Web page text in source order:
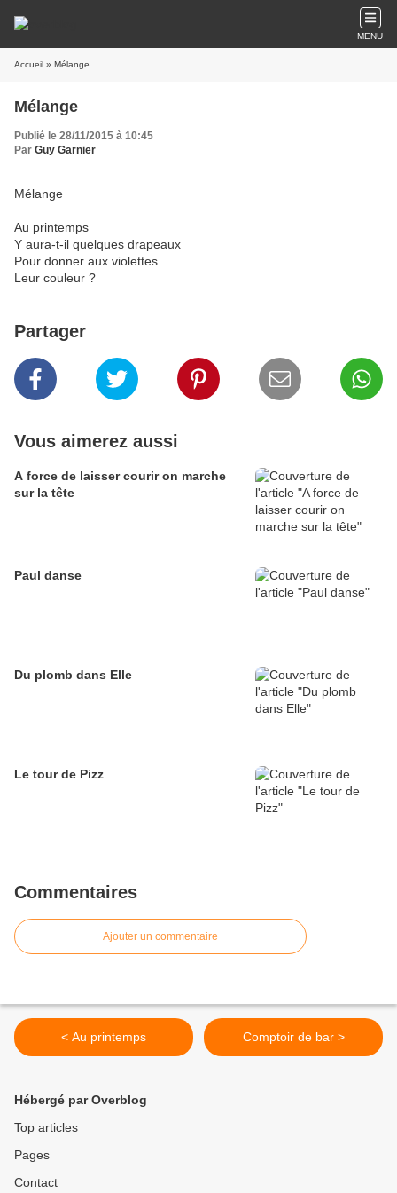
MENU
Accueil » Mélange
Mélange
Publié le 28/11/2015 à 10:45
Par Guy Garnier
Mélange
Au printemps
Y aura-t-il quelques drapeaux
Pour donner aux violettes
Leur couleur ?
Partager
Vous aimerez aussi
A force de laisser courir on marche
sur la tête
Paul danse
Du plomb dans Elle
Le tour de Pizz
Commentaires
Ajouter un commentaire
< Au printemps Comptoir de bar >
Hébergé par Overblog
Top articles
Pages
Contact